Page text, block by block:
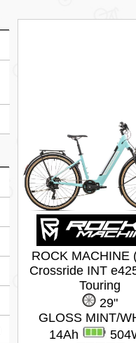
ROCK MACHINE
Crossride INT
Touring
29"
GLOSS MINT/
14Ah